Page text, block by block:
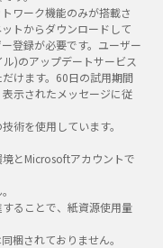
ワーク機能のみが搭載さ
トからダウンロードして
登録が必要です。ユーザー
)のアップデートサービス
けます。60日の試用期間
示されたメッセージに従
術を使用しています。
とMicrosoftアカウントで
ることで、紙資源使用量
梱されておりません。